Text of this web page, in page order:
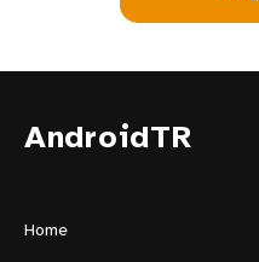
AndroidTR
Home